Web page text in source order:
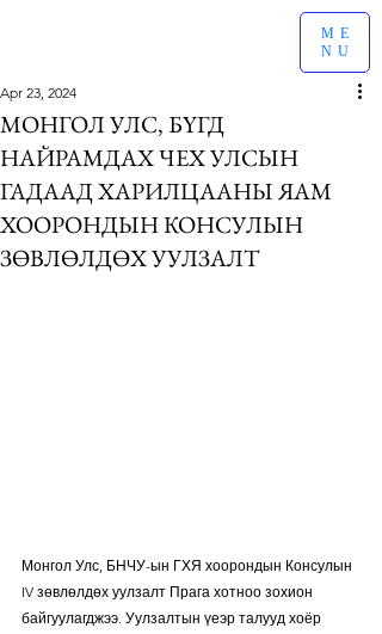
ME
NU
МОНГОЛ УЛС, БҮГД
НАЙРАМДАХ ЧЕХ УЛСЫН
ГАДААД ХАРИЛЦААНЫ ЯАМ
ХООРОНДЫН КОНСУЛЫН
ЗӨВЛӨЛДӨХ УУЛЗАЛТ
Apr 23, 2024
Монгол Улс, БНЧУ-ын ГХЯ хоорондын Консулын
IV зөвлөлдөх уулзалт Прага хотноо зохион
байгуулагджээ. Уулзалтын үеэр талууд хоёр